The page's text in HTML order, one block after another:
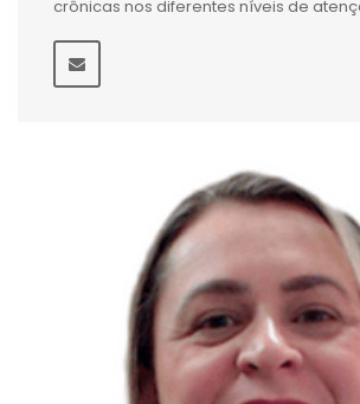
crônicas nos diferentes níveis de